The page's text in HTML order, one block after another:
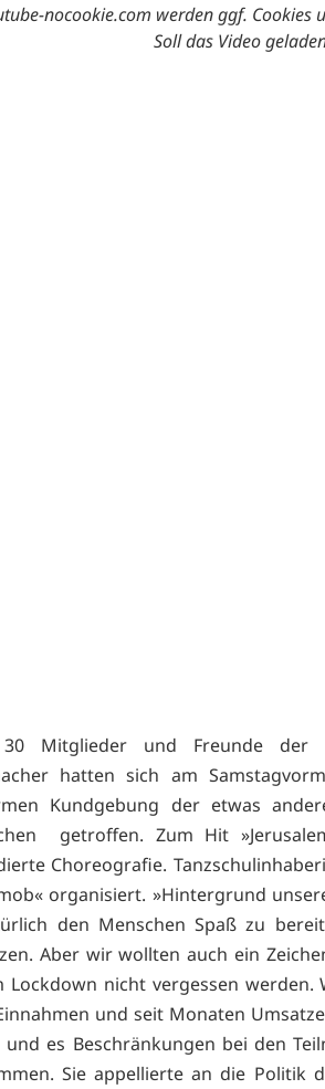
nocookie.com werden ggf.
Soll das Video
Mitglieder und Freunde der
hatten sich am
Kundgebung der etwas
getroffen. Zum Hit
Choreografie.
organisiert. »Hintergrund
den Menschen Spaß zu
Aber wir wollten auch ein
Lockdown nicht vergessen
und seit Monaten
es Beschränkungen bei den
Sie appellierte an die Politik